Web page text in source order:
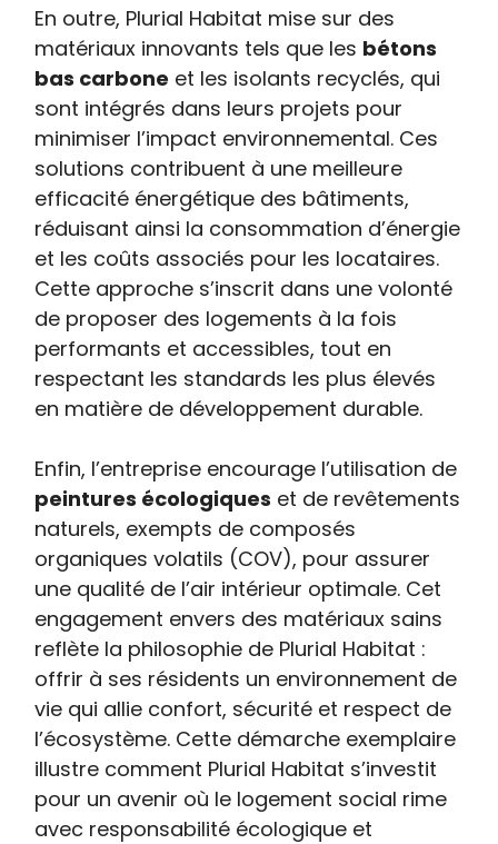
En outre, Plurial Habitat mise sur des
matériaux innovants tels que les bétons
bas carbone et les isolants recyclés, qui
sont intégrés dans leurs projets pour
minimiser l’impact environnemental. Ces
solutions contribuent à une meilleure
efficacité énergétique des bâtiments,
réduisant ainsi la consommation d’énergie
et les coûts associés pour les locataires.
Cette approche s’inscrit dans une volonté
de proposer des logements à la fois
performants et accessibles, tout en
respectant les standards les plus élevés
en matière de développement durable.
Enfin, l’entreprise encourage l’utilisation de
peintures écologiques et de revêtements
naturels, exempts de composés
organiques volatils (COV), pour assurer
une qualité de l’air intérieur optimale. Cet
engagement envers des matériaux sains
reflète la philosophie de Plurial Habitat :
offrir à ses résidents un environnement de
vie qui allie confort, sécurité et respect de
l’écosystème. Cette démarche exemplaire
illustre comment Plurial Habitat s’investit
pour un avenir où le logement social rime
avec responsabilité écologique et